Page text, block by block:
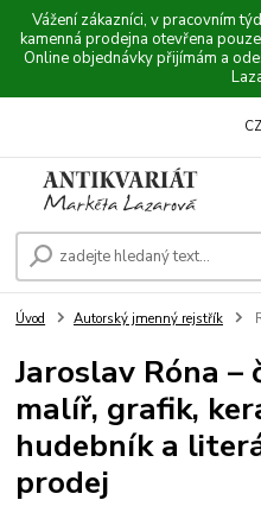
Vážení zákazníci, v pracovním
kamenná prodejna otevřena
Online objednávky přijímám a
Úvod Autorský jmenný rejstřík
Jaroslav Róna –
malíř, grafik,
hudebník a
prodej